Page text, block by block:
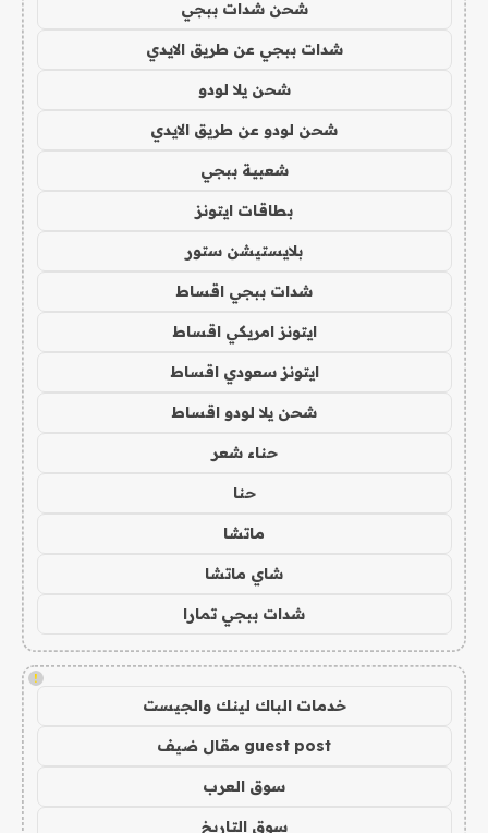
شحن شدات ببجي
شدات ببجي عن طريق الايدي
شحن يلا لودو
شحن لودو عن طريق الايدي
شعبية ببجي
بطاقات ايتونز
بلايستيشن ستور
شدات ببجي اقساط
ايتونز امريكي اقساط
ايتونز سعودي اقساط
شحن يلا لودو اقساط
حناء شعر
حنا
ماتشا
شاي ماتشا
شدات ببجي تمارا
!
خدمات الباك لينك والجيست
guest post مقال ضيف
سوق العرب
سوق التاريخ